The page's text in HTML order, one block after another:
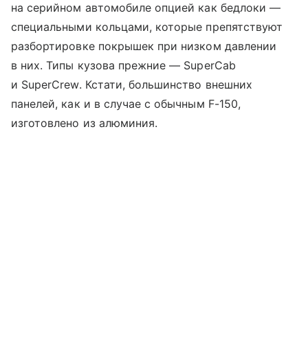
на серийном автомобиле опцией как бедлоки —
специальными кольцами, которые препятствуют
разбортировке покрышек при низком давлении
в них. Типы кузова прежние — SuperCab
и SuperCrew. Кстати, большинство внешних
панелей, как и в случае с обычным F-150,
изготовлено из алюминия.